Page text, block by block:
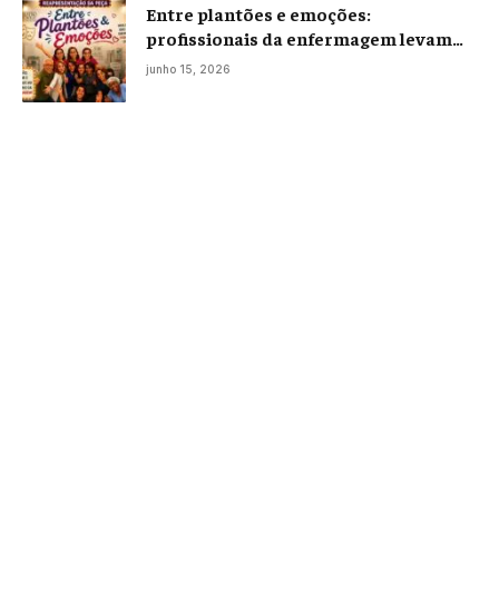
Entre plantões e emoções:
profissionais da enfermagem levam
histórias reais ao palco em Campos
junho 15, 2026